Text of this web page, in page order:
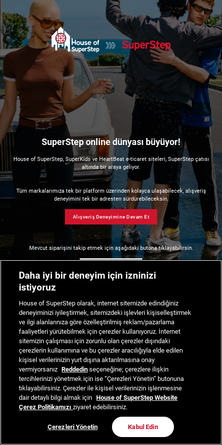
SuperStep online dünyası büyüyor!
House of SuperStep, SuperKids ve HeartBeat e-ticaret siteleri, SuperStep çatısı
altında bir araya geliyor.
Tüm markalarımıza tek bir platform üzerinden kolayca ulaşabilecek, alışveriş
deneyimini tek bir adresten sürdürebileceksin.
Alışveriş Deneyimine Devam Et
Mevcut siparişini takip etmek için aşağıdaki butona tıklayabilirsin.
Daha iyi bir deneyim için izninizi
istiyoruz
House of SuperStep olarak, internet sitemizde edindiğiniz
deneyiminizi iyileştirmek, sitemizdeki işlevleri kişiselleştirmek
ve ilgi alanlarınıza göre özelleştirilmiş reklam/pazarlama
faaliyetleri yürütebilmek için çerezler kullanıyoruz. İnternet
sitemizin çalışması için zorunlu olan çerezler dışındaki
çerezlerin kullanımına ve bu çerezler aracılığıyla elde edilen
kişisel verilerinizin yurt dışına aktarılmasına onay
vermiyorsanız Reddedin seçeneğine; çerezlere ilişkin
tercihlerinizi yönetmek için ise “Çerezleri Yönetin” butonuna
tıklayabilirsiniz. Çerezler ile kişisel verilerinizin işlenmesine
dair detaylı bilgi almak için House of SuperStep Website
Çerez Politikamızıziyaret edebilirsiniz.
Çerezleri Yönetin Kabul Edin